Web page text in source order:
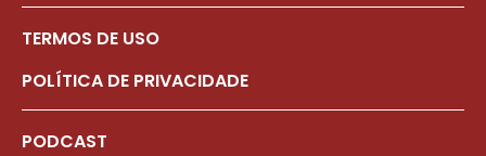
TERMOS DE USO
POLÍTICA DE PRIVACIDADE
PODCAST